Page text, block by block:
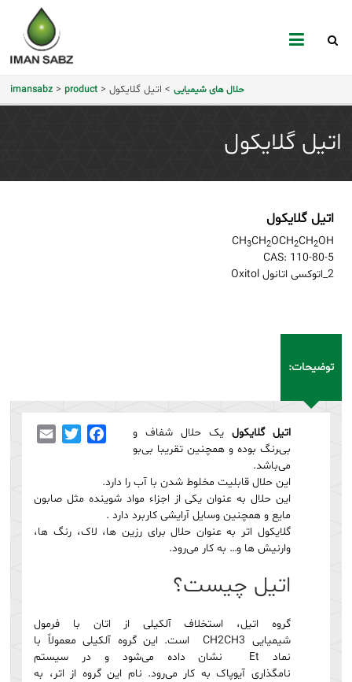
imansabz > product > حلال های شیمیایی> اتیل گلایکول
اتیل گلایکول
اتیل گلایکول
CH3CH2OCH2CH2OH
CAS: 110-80-5
2_اتوکسی اتانول Oxitol
توضیحات:
Facebook
Twitter اتیل گلایکول یک حلال شفاف و
بی‌‍رنگ بوده و همچنین تقریبا بی‌بو
می‌باشد.
این حلال قابلیت مخلوط شدن با آب را دارد.
این حلال به عنوان یکی از اجزاء مواد شوینده مثل صابون
مایع و همچنین وسایل آرایشی کاربرد دارد .
گلایکول اتر به عنوان حلال برای رزین ها، لاک، رنگ ها،
وارنیش ها و… به کار می‌رود.
اتیل چیست؟
گروه اتیل، استخلاف آلکیلی از اتان با فرمول
شیمیایی CH2CH3 است. این گروه آلکیلی معمولاً با
نماد Et نشان داده می‌شود و در سیستم
نامگذاری آیوپاک به کار می‌رود. نام این گروه از اتر، به